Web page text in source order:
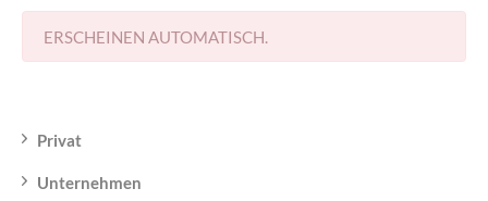
ERSCHEINEN AUTOMATISCH.
Privat
Unternehmen